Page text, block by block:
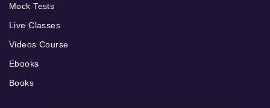
Mock Tests
Live Classes
Videos Course
Ebooks
Books